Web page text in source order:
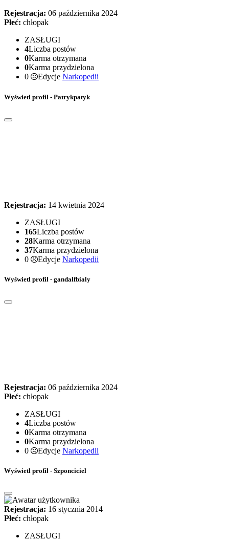
Rejestracja: 06 października 2024
Płeć: chłopak
ZASŁUGI
4Liczba postów
0Karma otrzymana
0Karma przydzielona
0
Edycje Narkopedii
Wyświetl profil - Patrykpatyk
Rejestracja: 14 kwietnia 2024
ZASŁUGI
165Liczba postów
28Karma otrzymana
37Karma przydzielona
0
Edycje Narkopedii
Wyświetl profil - gandalfbialy
Rejestracja: 06 października 2024
Płeć: chłopak
ZASŁUGI
4Liczba postów
0Karma otrzymana
0Karma przydzielona
0
Edycje Narkopedii
Wyświetl profil - Szponciciel
Rejestracja: 16 stycznia 2014
Płeć: chłopak
ZASŁUGI